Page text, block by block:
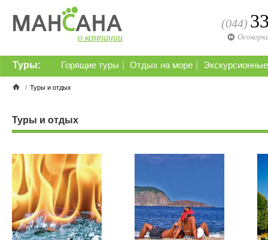
о компании
(044)
Горящие туры Отдых на море
Туры:
/ Туры и отдых
Туры и отдых